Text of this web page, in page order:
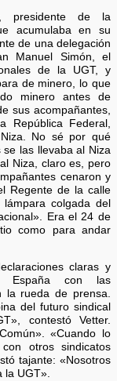
presidente de la
acumulaba en su
de una delegación
Manuel Simón, el
de la UGT, y
de minero, lo que
minero antes de
sus acompañantes,
República Federal,
No sé por qué
las llevaba al Niza
Niza, claro es, pero
cenaron y
Regente de la calle
colgada del
Era el 24 de
como para andar
claras y
España con las
la rueda de prensa.
del futuro sindical
contestó Vetter.
«Cuando lo
otros sindicatos
tajante: «Nosotros
la UGT».